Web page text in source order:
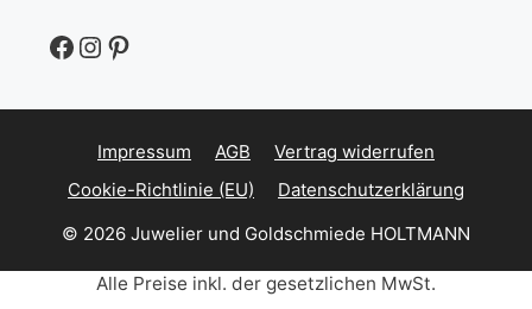
Facebook
Instagram
Pinterest
Impressum AGB
Vertrag widerrufen
Cookie-Richtlinie (EU)
Datenschutzerklärung
© 2026 Juwelier und Goldschmiede HOLTMANN
Alle Preise inkl. der gesetzlichen MwSt.